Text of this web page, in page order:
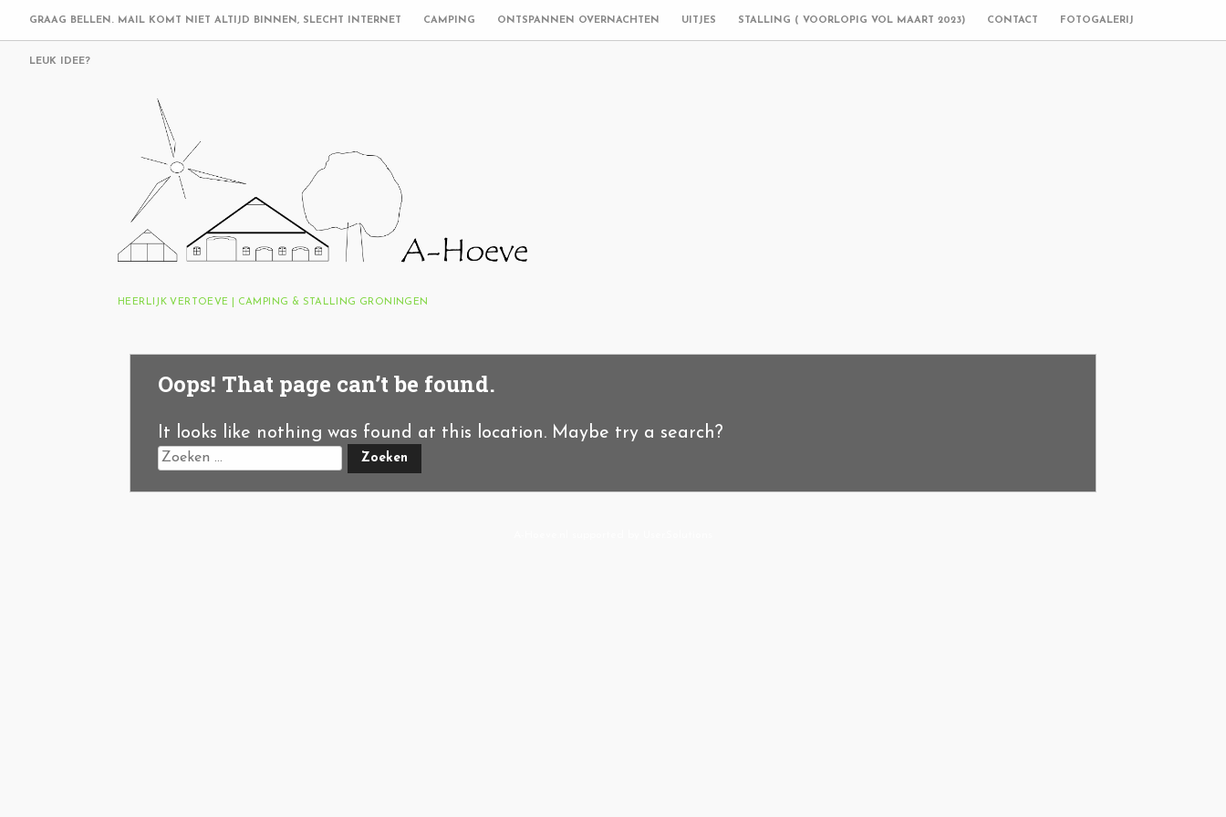
GRAAG BELLEN. MAIL KOMT NIET ALTIJD BINNEN, SLECHT INTERNET CAMPING ONTSPANNEN OVERNACHTEN UITJES STALLING ( VOORLOPIG VOL MAART 2023) CONTACT FOTOGALERIJ
LEUK IDEE?
HEERLIJK VERTOEVE | CAMPING & STALLING GRONINGEN
Oops! That page can’t be found.
It looks like nothing was found at this location. Maybe try a search?